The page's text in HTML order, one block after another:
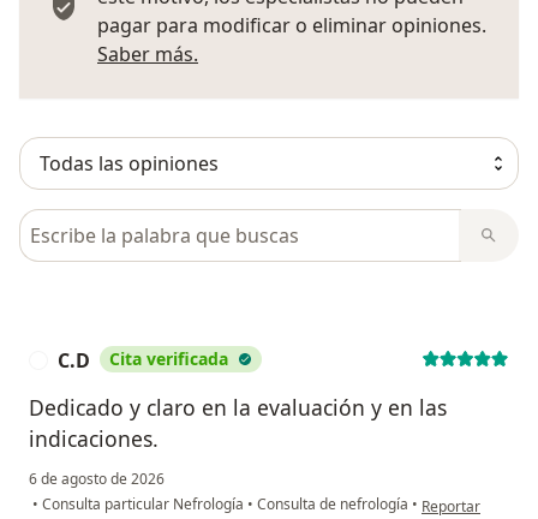
pagar para modificar o eliminar opiniones.
Saber más.
Busca en opiniones
C.D Cita verificada
Dedicado y claro en la evaluación y en las
indicaciones.
6 de agosto de 2026
• Consulta particular Nefrología • Consulta de nefrología • en opinión del
Reportar